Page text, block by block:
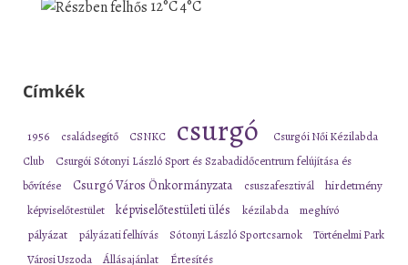
12°C4°C
Címkék
1956 családsegítő CSNKC csurgó
Csurgói Női Kézilabda
Club
Csurgói Sótonyi László Sport és Szabadidőcentrum felújítása és
bővítése
Csurgó Város Önkormányzata csuszafesztivál hirdetmény
képviselőtestület képviselőtestületi ülés kézilabda meghívó
pályázat pályázati felhívás Sótonyi László Sportcsarnok
Történelmi Park
Városi Uszoda
Állásajánlat Értesítés